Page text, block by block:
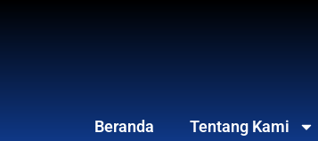
Beranda Tentang Kami